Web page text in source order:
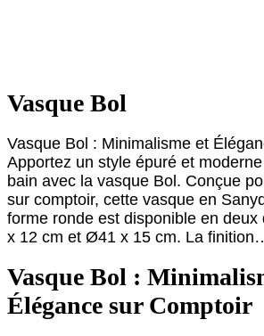
Vasque Bol
Vasque Bol : Minimalisme et
Apportez un style épuré et
bain avec la vasque Bol. Conçue
sur comptoir, cette vasque en
forme ronde est disponible en
x 12 cm et Ø41 x 15 cm. La
Vasque Bol :
Élégance sur Comptoir